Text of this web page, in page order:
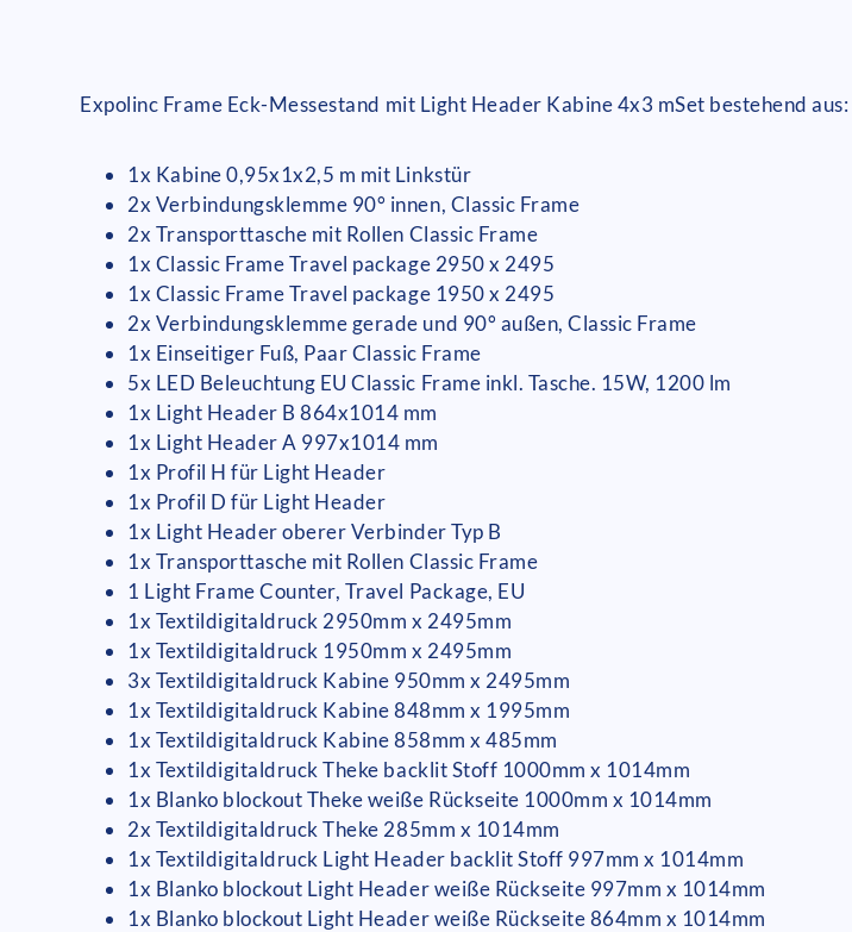
Expolinc Frame Eck-Messestand mit Light Header Kabine 4x3 mSet bestehend aus:
1x Kabine 0,95x1x2,5 m mit Linkstür
2x Verbindungsklemme 90° innen, Classic Frame
2x Transporttasche mit Rollen Classic Frame
1x Classic Frame Travel package 2950 x 2495
1x Classic Frame Travel package 1950 x 2495
2x Verbindungsklemme gerade und 90° außen, Classic Frame
1x Einseitiger Fuß, Paar Classic Frame
5x LED Beleuchtung EU Classic Frame inkl. Tasche. 15W, 1200 lm
1x Light Header B 864x1014 mm
1x Light Header A 997x1014 mm
1x Profil H für Light Header
1x Profil D für Light Header
1x Light Header oberer Verbinder Typ B
1x Transporttasche mit Rollen Classic Frame
1 Light Frame Counter, Travel Package, EU
1x Textildigitaldruck 2950mm x 2495mm
1x Textildigitaldruck 1950mm x 2495mm
3x Textildigitaldruck Kabine 950mm x 2495mm
1x Textildigitaldruck Kabine 848mm x 1995mm
1x Textildigitaldruck Kabine 858mm x 485mm
1x Textildigitaldruck Theke backlit Stoff 1000mm x 1014mm
1x Blanko blockout Theke weiße Rückseite 1000mm x 1014mm
2x Textildigitaldruck Theke 285mm x 1014mm
1x Textildigitaldruck Light Header backlit Stoff 997mm x 1014mm
1x Blanko blockout Light Header weiße Rückseite 997mm x 1014mm
1x Blanko blockout Light Header weiße Rückseite 864mm x 1014mm